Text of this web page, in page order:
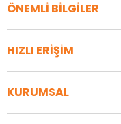
ÖNEMLİ BİLGİLER
HIZLI ERİŞİM
KURUMSAL